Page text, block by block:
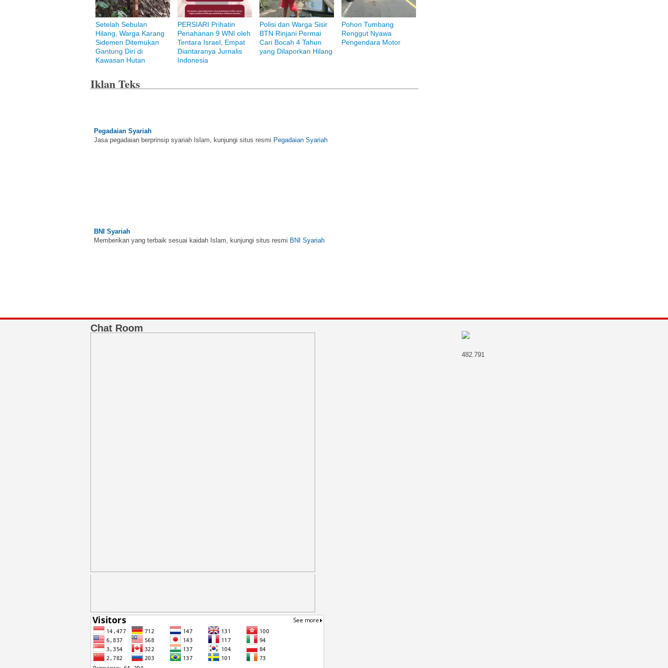
Setelah Sebulan
Hilang, Warga Karang
Sidemen Ditemukan
Gantung Diri di
Kawasan Hutan
PERSIARI Prihatin
Penahanan 9 WNI oleh
Tentara Israel, Empat
Diantaranya Jurnalis
Indonesia
Polisi dan Warga Sisir
BTN Rinjani Permai
Cari Bocah 4 Tahun
yang Dilaporkan Hilang
Pohon Tumbang
Renggut Nyawa
Pengendara Motor
Iklan Teks
Bank Muamalat
Raih ketenangan dengan akses yang luas di Bank Muamalat
Chat Room
482.791